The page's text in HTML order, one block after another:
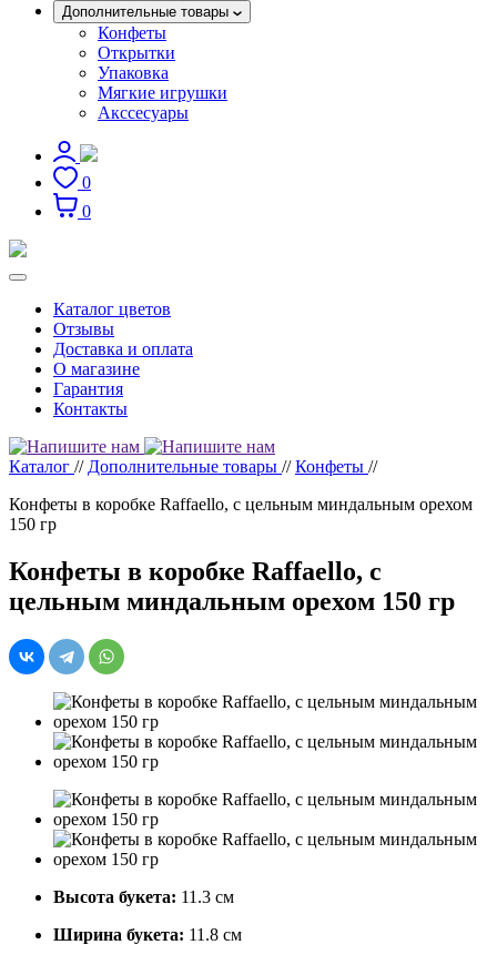
Дополнительные товары
Конфеты
Открытки
Упаковка
Мягкие игрушки
Акссесуары
0
0
Каталог цветов
Отзывы
Доставка и оплата
О магазине
Гарантия
Контакты
Каталог // Дополнительные товары // Конфеты //
Конфеты в коробке Raffaello, с цельным миндальным орехом
150 гр
Конфеты в коробке Raffaello, с
цельным миндальным орехом 150 гр
Высота букета: 11.3 см
Ширина букета: 11.8 см